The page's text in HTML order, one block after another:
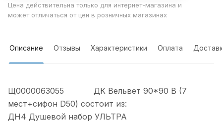
Цена действительна только для интернет-магазина и
может отличаться от цен в розничных магазинах
Описание Отзывы Характеристики Оплата
Щ0000063055 ДК Вельвет 90*90 В (7
мест+сифон D50) состоит из:
ДН4 Душевой набор УЛЬТРА